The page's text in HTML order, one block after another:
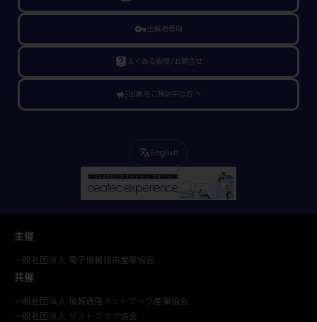
vpn_key出展者専用
live_help よくある質問/お問合せ
campaign出展をご検討中の方へ
translateEnglish
主催
一般社団法人 電子情報技術産業協会
共催
一般社団法人 情報通信ネットワーク産業協会
一般社団法人 ソフトウェア協会